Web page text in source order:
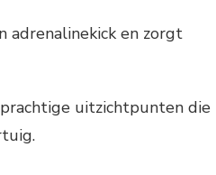
adrenalinekick en zorgt
uitzichtpunten die